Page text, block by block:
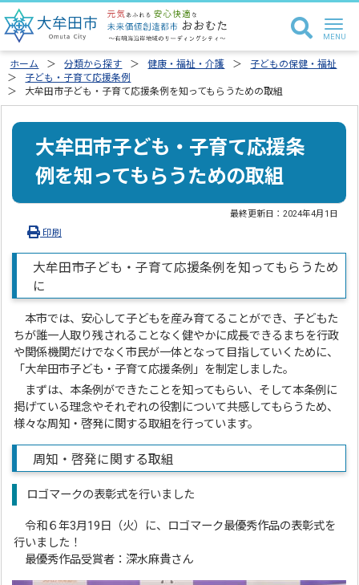
ホーム 分類から探す 健康・福祉・介護
子どもの保健・福祉
子ども・子育て応援条例
大牟田市子ども・子育て応援条例を知ってもらうための取組
大牟田市子ども・子育て応援条
例を知ってもらうための取組
最終更新日：2024年4月1日
印刷
大牟田市子ども・子育て応援条例を知ってもらうため
に
本市では、安心して子どもを産み育てることができ、子どもた
ちが誰一人取り残されることなく健やかに成長できるまちを行政
や関係機関だけでなく市民が一体となって目指していくために、
「大牟田市子ども・子育て応援条例」を制定しました。
まずは、本条例ができたことを知ってもらい、そして本条例に
掲げている理念やそれぞれの役割について共感してもらうため、
様々な周知・啓発に関する取組を行っています。
周知・啓発に関する取組
ロゴマークの表彰式を行いました
令和６年3月19日（火）に、ロゴマーク最優秀作品の表彰式を
行いました！
最優秀作品受賞者：深水麻貴さん